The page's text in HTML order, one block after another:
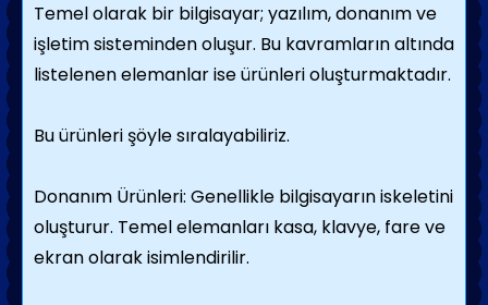
Temel olarak bir bilgisayar; yazılım, donanım ve
işletim sisteminden oluşur. Bu kavramların altında
listelenen elemanlar ise ürünleri oluşturmaktadır.
Bu ürünleri şöyle sıralayabiliriz.
Donanım Ürünleri: Genellikle bilgisayarın iskeletini
oluşturur. Temel elemanları kasa, klavye, fare ve
ekran olarak isimlendirilir.